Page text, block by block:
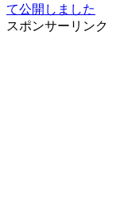
て公開しました
スポンサーリンク